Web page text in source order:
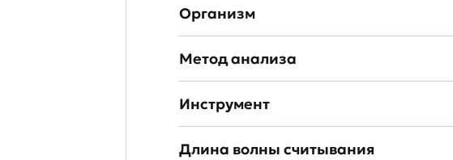
Организм
Метод анализа
Инструмент
Длина волны считывания